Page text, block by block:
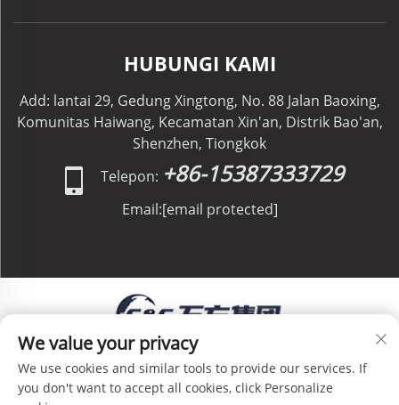
HUBUNGI KAMI
Add: lantai 29, Gedung Xingtong, No. 88 Jalan Baoxing,
Komunitas Haiwang, Kecamatan Xin'an, Distrik Bao'an,
Shenzhen, Tiongkok
Telepon: +86-15387333729
Email:[email protected]
Hak Cipta © C&C GLOBAL Logistics Co., Limited. Hak
Cipta Dilindungi Undang-Undang - Kebijakan Privasi
We value your privacy
We use cookies and similar tools to provide our services. If
you don't want to accept all cookies, click Personalize